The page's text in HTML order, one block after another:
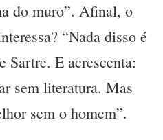
do muro”. Afinal, o
“Nada disso é
Sartre. E acrescenta:
sem literatura. Mas
sem o homem”.